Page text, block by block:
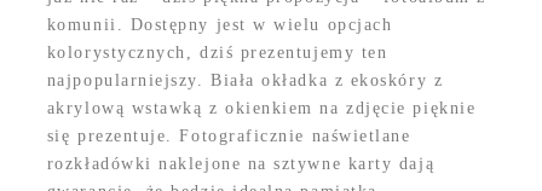
komunii. Dostępny jest w wielu opcjach
kolorystycznych, dziś prezentujemy ten
najpopularniejszy. Biała okładka z ekoskóry z
akrylową wstawką z okienkiem na zdjęcie pięknie
się prezentuje. Fotograficznie naświetlane
rozkładówki naklejone na sztywne karty dają